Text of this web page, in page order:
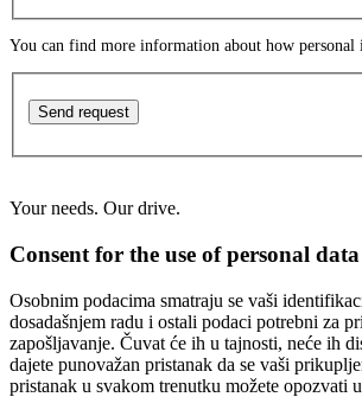
You can find more information about how personal
Send request
Your needs. Our drive.
Consent for the use of personal data
Osobnim podacima smatraju se vaši
dosadašnjem radu i ostali podaci potrebni za
zapošljavanje. Čuvat će ih u tajnosti, neće ih
dajete punovažan pristanak da se vaši
pristanak u svakom trenutku možete opozvati